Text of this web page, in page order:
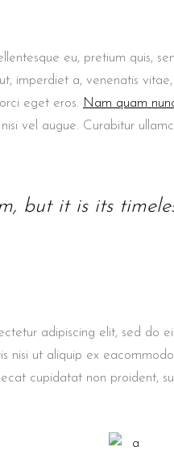
eu, pretium quis,
imperdiet a, venenatis
eget eros. Nam quam
vel augue. Curabitur
but it is its
adipiscing elit, sed do
nisi ut aliquip ex
cupidatat non proident,